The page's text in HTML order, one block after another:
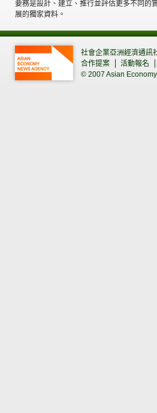
要務是設計、建立、推行並評估更多不同的
展的獨家資料。
社會企業亞洲經濟通訊
合作提案
活動報名
© 2007 Asian